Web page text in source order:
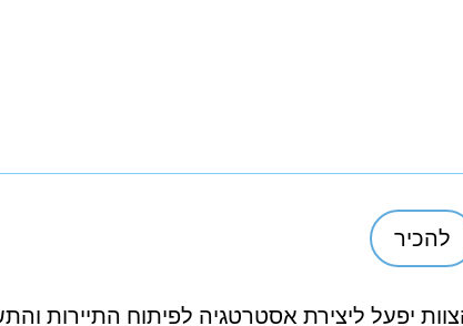
להכיר
יפעל ליצירת אסטרטגיה לפיתוח התיירות